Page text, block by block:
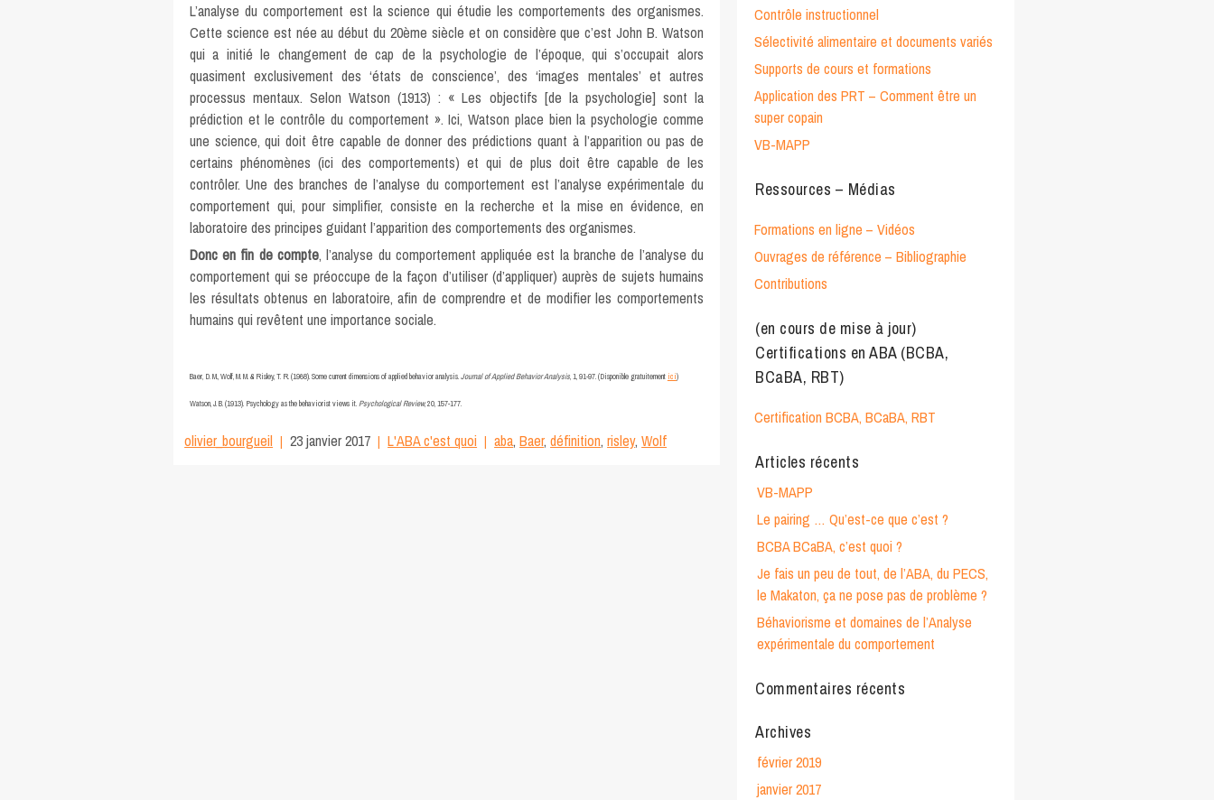
L’analyse du comportement est la science qui étudie les comportements des organismes.
Cette science est née au début du 20ème siècle et on considère que c’est John B. Watson
qui a initié le changement de cap de la psychologie de l’époque, qui s’occupait alors
quasiment exclusivement des ‘états de conscience’, des ‘images mentales’ et autres
processus mentaux. Selon Watson (1913) : « Les objectifs [de la psychologie] sont la
prédiction et le contrôle du comportement ». Ici, Watson place bien la psychologie comme
une science, qui doit être capable de donner des prédictions quant à l’apparition ou pas de
certains phénomènes (ici des comportements) et qui de plus doit être capable de les
contrôler. Une des branches de l’analyse du comportement est l’analyse expérimentale du
comportement qui, pour simplifier, consiste en la recherche et la mise en évidence, en
laboratoire des principes guidant l’apparition des comportements des organismes.
Donc en fin de compte, l’analyse du comportement appliquée est la branche de l’analyse du
comportement qui se préoccupe de la façon d’utiliser (d’appliquer) auprès de sujets humains
les résultats obtenus en laboratoire, afin de comprendre et de modifier les comportements
humains qui revêtent une importance sociale.
Baer, D. M., Wolf, M. M. & Risley, T. R. (1968). Some current dimensions of applied behavior analysis.Journal of Applied Behavior Analysis, 1, 91-97. (Disponible gratuitement ici)
Watson, J. B. (1913). Psychology as the behaviorist views it.Psychological Review, 20, 157-177.
olivier_bourgueil 23 janvier 2017 L'ABA c'est quoi aba,Baer,définition,risley,Wolf
Contrôle instructionnel
Sélectivité alimentaire et documents variés
Supports de cours et formations
Application des PRT – Comment être un
super copain
VB-MAPP
Ressources – Médias
Formations en ligne – Vidéos
Ouvrages de référence – Bibliographie
Contributions
(en cours de mise à jour)
Certifications en ABA (BCBA,
BCaBA, RBT)
Certification BCBA, BCaBA, RBT
Articles récents
VB-MAPP
Le pairing … Qu’est-ce que c’est ?
BCBA BCaBA, c’est quoi ?
Je fais un peu de tout, de l’ABA, du PECS,
le Makaton, ça ne pose pas de problème ?
Béhaviorisme et domaines de l’Analyse
expérimentale du comportement
Commentaires récents
Archives
février 2019
janvier 2017